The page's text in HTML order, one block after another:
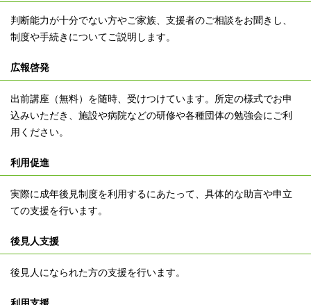
判断能力が十分でない方やご家族、支援者のご相談をお聞きし、
制度や手続きについてご説明します。
広報啓発
出前講座（無料）を随時、受けつけています。所定の様式でお申
込みいただき、施設や病院などの研修や各種団体の勉強会にご利
用ください。
利用促進
実際に成年後見制度を利用するにあたって、具体的な助言や申立
ての支援を行います。
後見人支援
後見人になられた方の支援を行います。